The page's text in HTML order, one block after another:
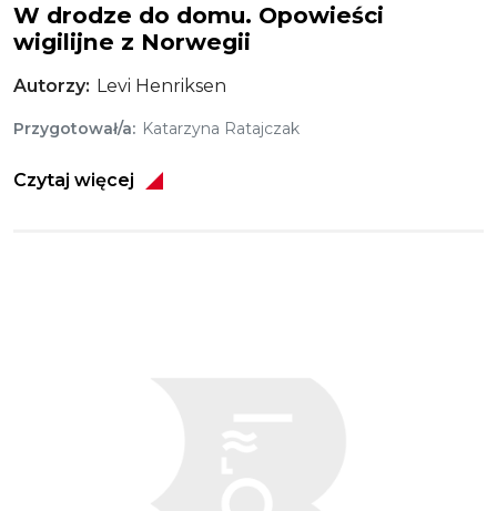
W drodze do domu. Opowieści
wigilijne z Norwegii
Autorzy Levi Henriksen
Przygotował/a Katarzyna Ratajczak
Czytaj więcej